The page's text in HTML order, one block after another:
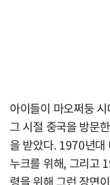
아이들이 마오쩌둥
그 시절 중국을 방문
을 받았다. 1970년대
누크를 위해, 그리고
령을 위해 그런 장면